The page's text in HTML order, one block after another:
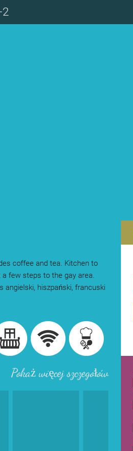
coffee and tea. Kitchen to
few steps to the gay area.
angielski, hiszpański, francuski
Pokaż więcej szczegółów